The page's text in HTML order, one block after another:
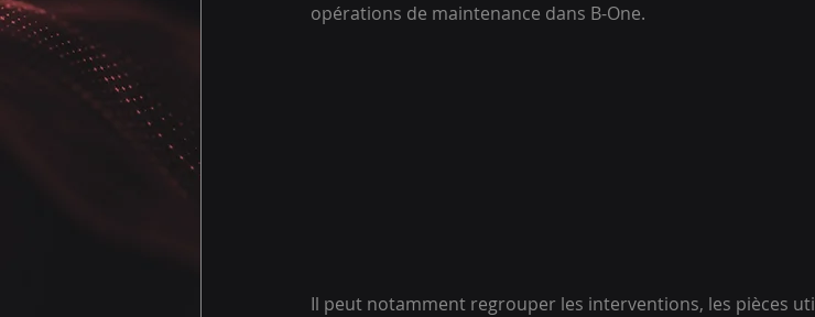
opérations de maintenance dans B-One.
Il peut notamment regrouper les interventions, les pièces